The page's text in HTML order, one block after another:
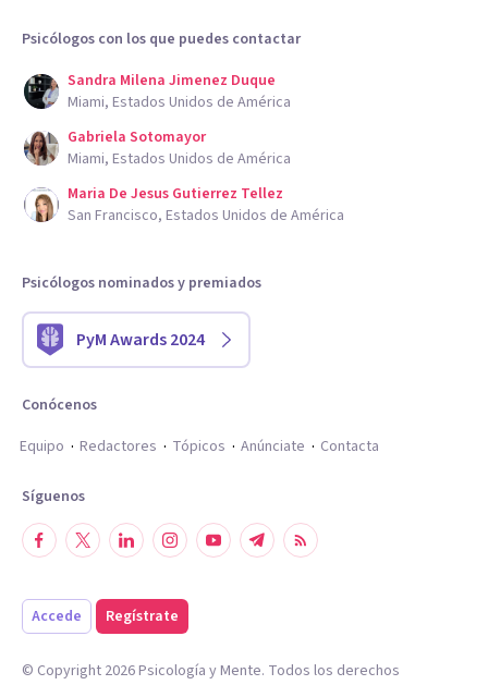
Psicólogos con los que puedes contactar
Sandra Milena Jimenez Duque
Miami, Estados Unidos de América
Gabriela Sotomayor
Miami, Estados Unidos de América
Maria De Jesus Gutierrez Tellez
San Francisco, Estados Unidos de América
Psicólogos nominados y premiados
PyM Awards 2024
Conócenos
Equipo
Redactores Tópicos Anúnciate Contacta
Síguenos
Accede Regístrate
© Copyright 2026Psicología y Mente. Todos los derechos